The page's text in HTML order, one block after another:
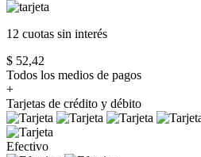
12 cuotas sin interés
$ 52,42
Todos los medios de pagos
+
Tarjetas de crédito y débito
Efectivo